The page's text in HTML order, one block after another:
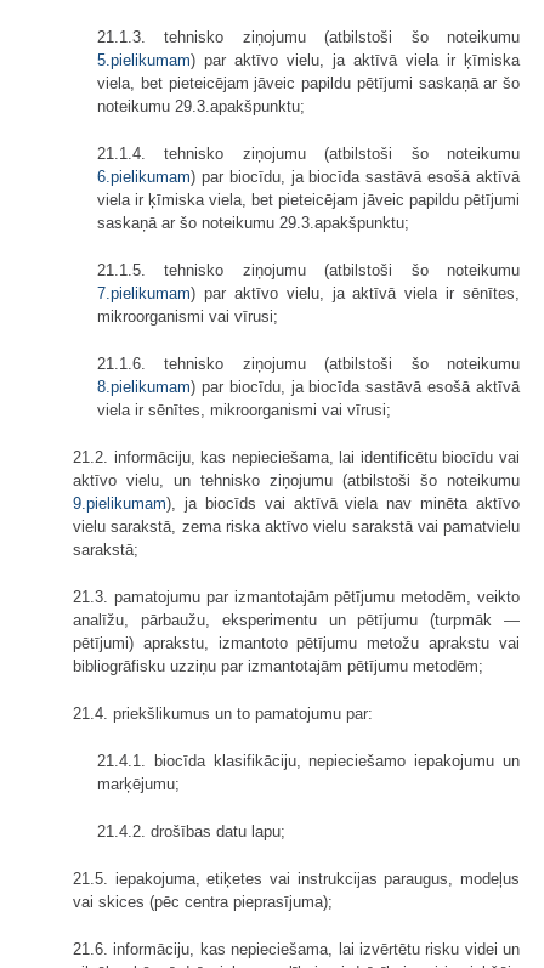
21.1.3. tehnisko ziņojumu (atbilstoši šo noteikumu
5.pielikumam) par aktīvo vielu, ja aktīvā viela ir ķīmiska
viela, bet pieteicējam jāveic papildu pētījumi saskaņā ar šo
noteikumu 29.3.apakšpunktu;
21.1.4. tehnisko ziņojumu (atbilstoši šo noteikumu
6.pielikumam) par biocīdu, ja biocīda sastāvā esošā aktīvā
viela ir ķīmiska viela, bet pieteicējam jāveic papildu pētījumi
saskaņā ar šo noteikumu 29.3.apakšpunktu;
21.1.5. tehnisko ziņojumu (atbilstoši šo noteikumu
7.pielikumam) par aktīvo vielu, ja aktīvā viela ir sēnītes,
mikroorganismi vai vīrusi;
21.1.6. tehnisko ziņojumu (atbilstoši šo noteikumu
8.pielikumam) par biocīdu, ja biocīda sastāvā esošā aktīvā
viela ir sēnītes, mikroorganismi vai vīrusi;
21.2. informāciju, kas nepieciešama, lai identificētu biocīdu vai
aktīvo vielu, un tehnisko ziņojumu (atbilstoši šo noteikumu
9.pielikumam), ja biocīds vai aktīvā viela nav minēta aktīvo
vielu sarakstā, zema riska aktīvo vielu sarakstā vai pamatvielu
sarakstā;
21.3. pamatojumu par izmantotajām pētījumu metodēm, veikto
analīžu, pārbaužu, eksperimentu un pētījumu (turpmāk —
pētījumi) aprakstu, izmantoto pētījumu metožu aprakstu vai
bibliogrāfisku uzziņu par izmantotajām pētījumu metodēm;
21.4. priekšlikumus un to pamatojumu par:
21.4.1. biocīda klasifikāciju, nepieciešamo iepakojumu un
marķējumu;
21.4.2. drošības datu lapu;
21.5. iepakojuma, etiķetes vai instrukcijas paraugus, modeļus
vai skices (pēc centra pieprasījuma);
21.6. informāciju, kas nepieciešama, lai izvērtētu risku videi un